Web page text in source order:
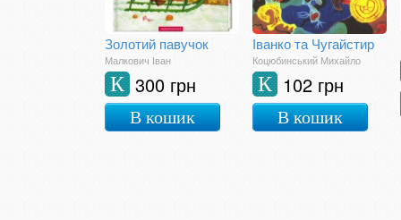
Золотий павучок
Малкович Іван
300 грн
К
В кошик
Іванко та Чугайстир
Коцюбинський Михайло
102 грн
К
В кошик